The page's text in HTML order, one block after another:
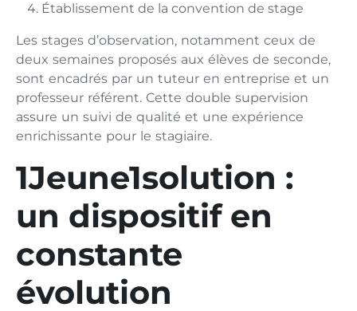
Établissement de la convention de stage
Les stages d’observation, notamment ceux de
deux semaines proposés aux élèves de seconde,
sont encadrés par un tuteur en entreprise et un
professeur référent. Cette double supervision
assure un suivi de qualité et une expérience
enrichissante pour le stagiaire.
1Jeune1solution :
un dispositif en
constante
évolution